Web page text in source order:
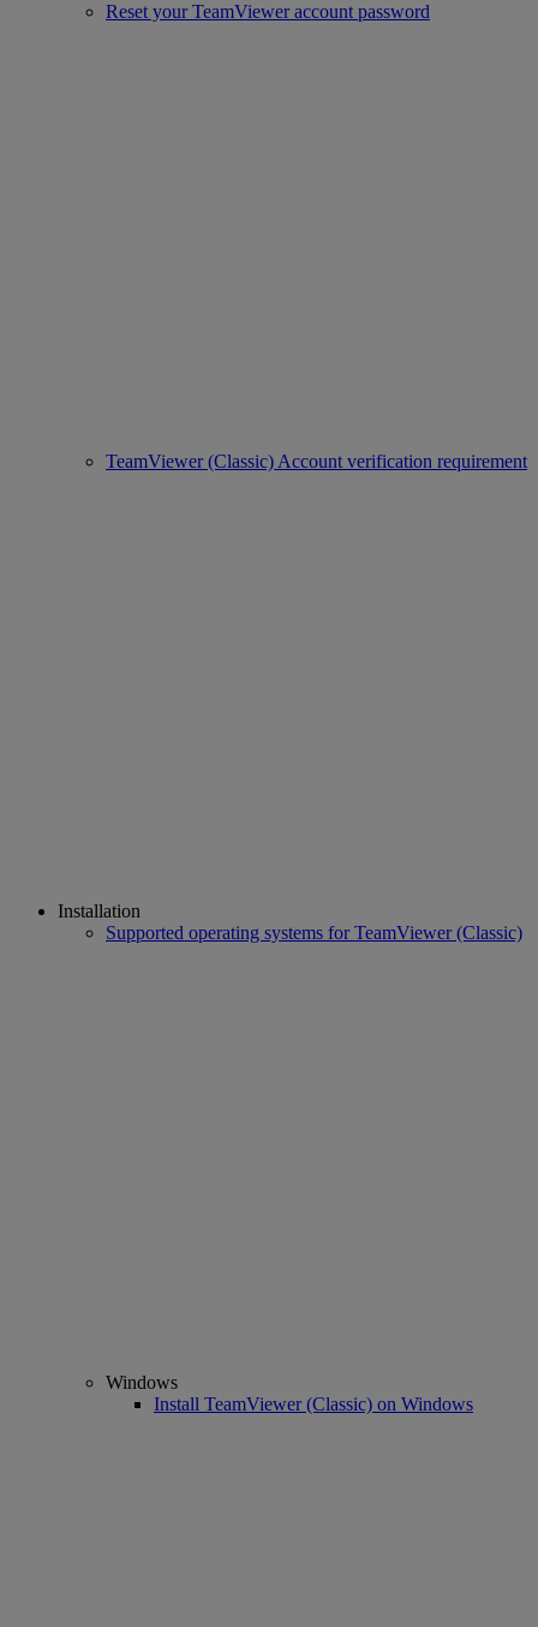
Reset your TeamViewer account password
TeamViewer (Classic) Account verification requirement
Installation
Supported operating systems for TeamViewer (Classic)
Windows
Install TeamViewer (Classic) on Windows